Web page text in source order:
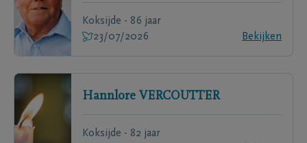
Koksijde - 86 jaar
23/07/2026
Bekijken
Hannlore VERCOUTTER
Koksijde - 82 jaar